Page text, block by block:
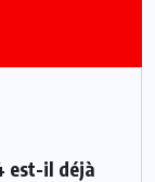
est-il déjà